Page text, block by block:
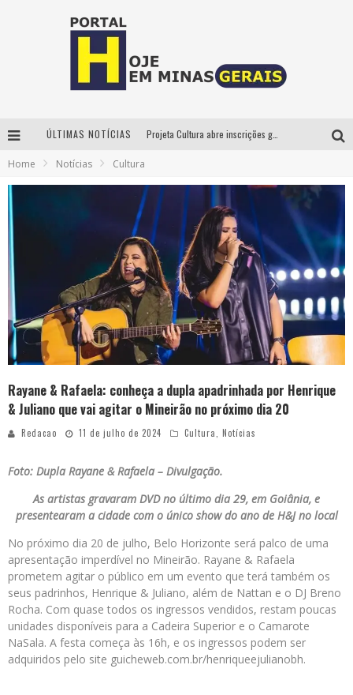
ÚLTIMAS NOTÍCIAS Projeta Cultura abre inscrições gratuitas em São João del-Rei para oficinas de elaboração de projetos culturais e inteligência artificial
Home Notícias Cultura
Rayane & Rafaela: conheça a dupla apadrinhada por Henrique
& Juliano que vai agitar o Mineirão no próximo dia 20
Redacao 11 de julho de 2024 Cultura, Notícias
Foto: Dupla Rayane & Rafaela – Divulgação.
As artistas gravaram DVD no último dia 29, em Goiânia, e
presentearam a cidade com o único show do ano de H&J no local
No próximo dia 20 de julho, Belo Horizonte será palco de uma
apresentação imperdível no Mineirão. Rayane & Rafaela
prometem agitar o público em um evento que terá também os
seus padrinhos, Henrique & Juliano, além de Nattan e o DJ Breno
Rocha. Com quase todos os ingressos vendidos, restam poucas
unidades disponíveis para a Cadeira Superior e o Camarote
NaSala. A festa começa às 16h, e os ingressos podem ser
adquiridos pelo site guicheweb.com.br/henriqueejulianobh.